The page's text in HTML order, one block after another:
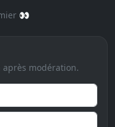
👀
après modération.